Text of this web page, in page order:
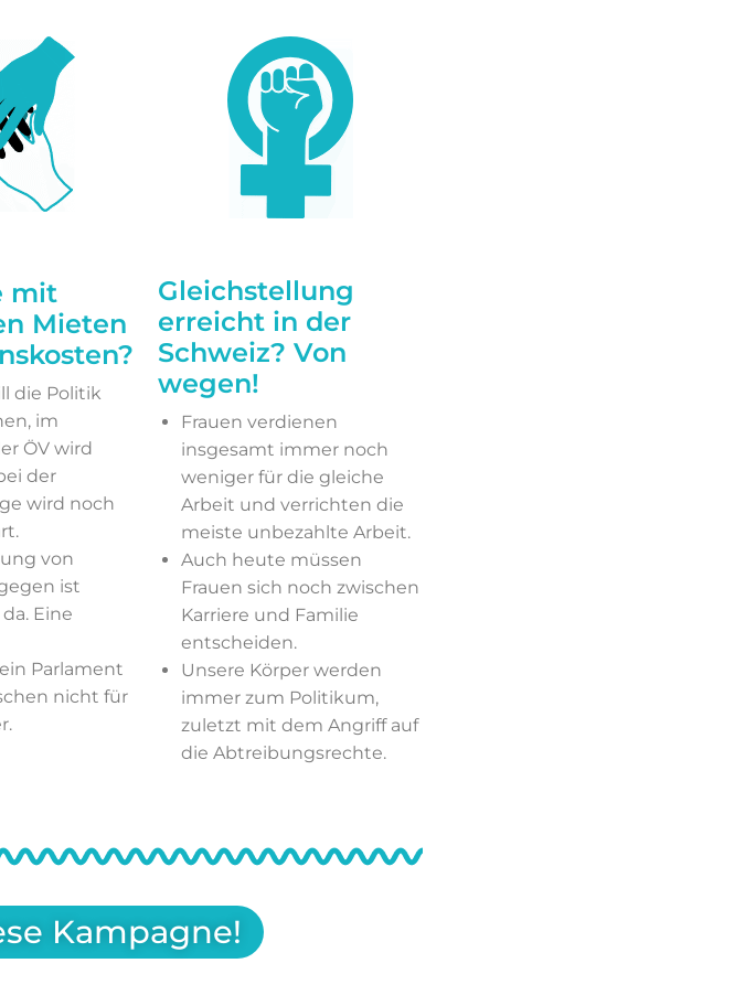
mit
Mieten
die Politik
im
ÖV wird
der
wird noch
von
ist
Eine
Parlament
nicht für
Gleichstellung
erreicht in der
Schweiz? Von
wegen!
Frauen verdienen
insgesamt immer noch
weniger für die gleiche
Arbeit und verrichten die
meiste unbezahlte Arbeit.
Auch heute müssen
Frauen sich noch zwischen
Karriere und Familie
entscheiden.
Unsere Körper werden
immer zum Politikum,
zuletzt mit dem Angriff auf
die Abtreibungsrechte.
Kampagne!